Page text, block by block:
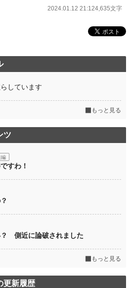
2024.01.12 21:124,635文字
しています
もっと見る
ツ
編
すわ！
側近に論破されました
もっと見る
更新履歴